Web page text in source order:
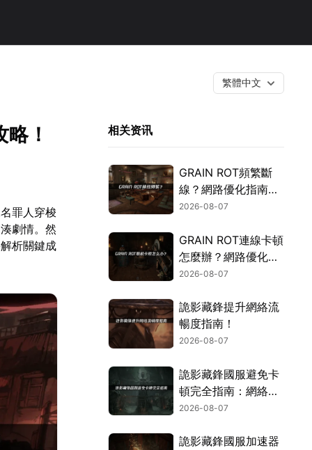
繁體中文
！
罪人穿梭
劇情。然
析關鍵成
相关资讯
GRAIN ROT頻繁斷
線？網路優化指南一
次搞定！
2026-08-07
GRAIN ROT連線卡頓
怎麼辦？網路優化這
樣解決！
2026-08-07
詭影藏鋒提升網絡流
暢度指南！
2026-08-07
詭影藏鋒國服避免卡
頓完全指南：網絡優
化與解決技巧！
2026-08-07
詭影藏鋒國服加速器